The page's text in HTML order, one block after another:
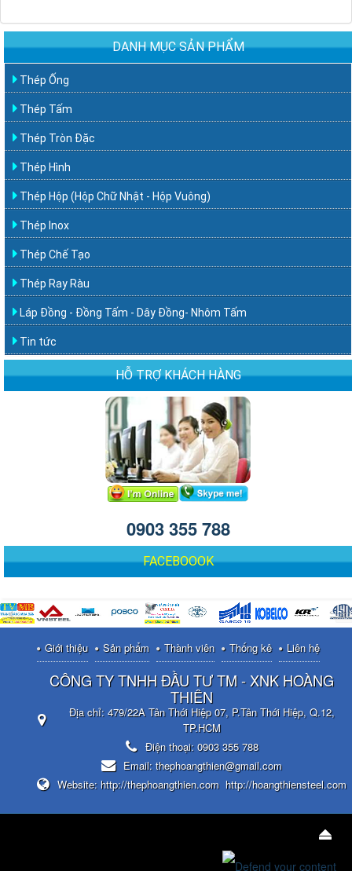
DANH MỤC SẢN PHẨM
Thép Ống
Thép Tấm
Thép Tròn Đặc
Thép Hình
Thép Hộp (Hộp Chữ Nhật - Hộp Vuông)
Thép Inox
Thép Chế Tạo
Thép Ray Ràu
Láp Đồng - Đồng Tấm - Dây Đồng- Nhôm Tấm
Tin tức
HỖ TRỢ KHÁCH HÀNG
0903 355 788
FACEBOOOK
Giới thiệu Sản phẩm Thành viên Thống kê Liên hệ
CÔNG TY TNHH ĐẦU TƯ TM - XNK HOÀNG
THIÊN
Địa chỉ: 479/22A Tân Thới Hiệp 07, P.Tân Thới Hiệp, Q.12,
TP.HCM
Điện thoại: 0903 355 788
Email: thephoangthien@gmail.com
Website: http://thephoangthien.com http://hoangthiensteel.com